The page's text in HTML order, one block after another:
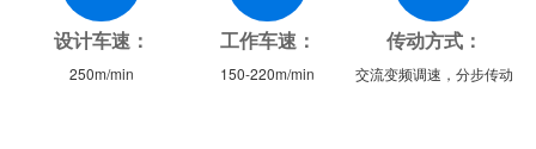
设计车速：
250m/min
工作车速：
150-220m/min
传动方式：
交流变频调速，分步传动